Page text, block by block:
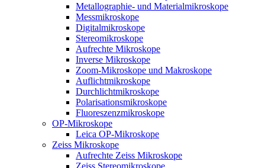
Metallographie- und Materialmikroskope
Messmikroskope
Digitalmikroskope
Stereomikroskope
Aufrechte Mikroskope
Inverse Mikroskope
Zoom-Mikroskope und Makroskope
Auflichtmikroskope
Durchlichtmikroskope
Polarisationsmikroskope
Fluoreszenzmikroskope
OP-Mikroskope
Leica OP-Mikroskope
Zeiss Mikroskope
Aufrechte Zeiss Mikroskope
Zeiss Stereomikroskope